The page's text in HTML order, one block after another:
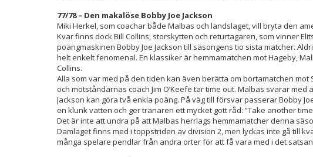
77/78 – Den makalöse Bobby Joe Jackson
Miki Herkel, som coachar både Malbas och landslaget, vill bryta den
Kvar finns dock Bill Collins, storskytten och returtagaren, som vinner
poängmaskinen Bobby Joe Jackson till säsongens tio sista matcher.
helt enkelt fenomenal. En klassiker är hemmamatchen mot Hageby,
Collins.
Alla som var med på den tiden kan även berätta om bortamatchen
och motståndarnas coach Jim O’Keefe tar time out. Malbas svarar
Jackson kan göra två enkla poäng. På väg till försvar passerar Bobby
en klunk vatten och ger tränaren ett mycket gott råd: ”Take another time
Det är inte att undra på att Malbas herrlags hemmamatcher denna
Damlaget finns med i toppstriden av division 2, men lyckas inte gå till
många spelare pendlar från andra orter för att få vara med i det